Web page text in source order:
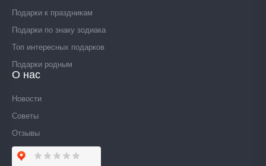
Подарки к праздникам
Подарки по знаку зодиака
Топ интересных подарков
Подарки родным
О нас
Новости
Советы
Отзывы